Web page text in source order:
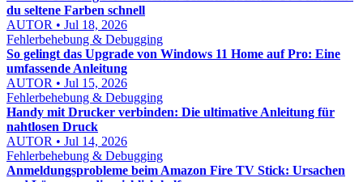
du seltene Farben schnell
AUTOR • Jul 18, 2026
Fehlerbehebung & Debugging
So gelingt das Upgrade von Windows 11 Home auf Pro: Eine
umfassende Anleitung
AUTOR • Jul 15, 2026
Fehlerbehebung & Debugging
Handy mit Drucker verbinden: Die ultimative Anleitung für
nahtlosen Druck
AUTOR • Jul 14, 2026
Fehlerbehebung & Debugging
Anmeldungsprobleme beim Amazon Fire TV Stick: Ursachen